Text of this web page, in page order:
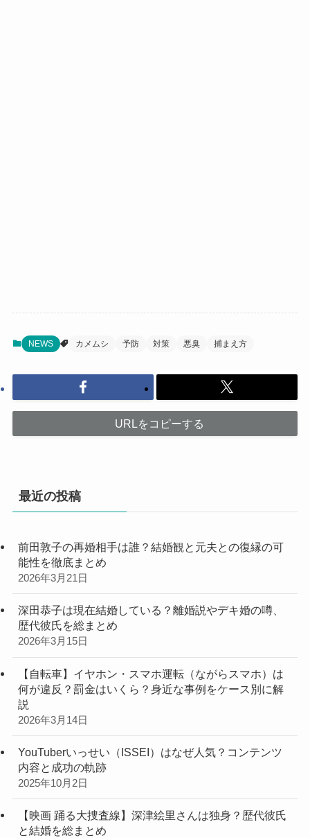
NEWS カメムシ 予防 対策 悪臭 捕まえ方
URLをコピーする
最近の投稿
前田敦子の再婚相手は誰？結婚観と元夫との復縁の可
能性を徹底まとめ
2026年3月21日
深田恭子は現在結婚している？離婚説やデキ婚の噂、
歴代彼氏を総まとめ
2026年3月15日
【自転車】イヤホン・スマホ運転（ながらスマホ）は
何が違反？罰金はいくら？身近な事例をケース別に解
説
2026年3月14日
YouTuberいっせい（ISSEI）はなぜ人気？コンテンツ
内容と成功の軌跡
2025年10月2日
【映画 踊る大捜査線】深津絵里さんは独身？歴代彼氏
と結婚を総まとめ